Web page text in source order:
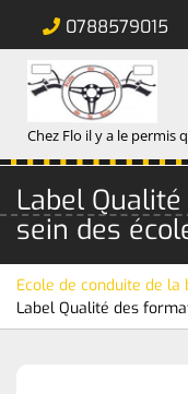
0788579015
Chez Flo il y a le permis
Label
sein des
Ecole de conduite de la
Label Qualité des